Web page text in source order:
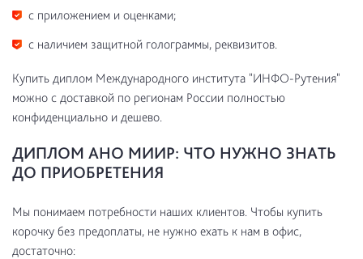
с приложением и оценками;
с наличием защитной голограммы, реквизитов.
Купить диплом Международного института "ИНФО-Рутения"
можно с доставкой по регионам России полностью
конфиденциально и дешево.
ДИПЛОМ АНО МИИР: ЧТО НУЖНО ЗНАТЬ
ДО ПРИОБРЕТЕНИЯ
Мы понимаем потребности наших клиентов. Чтобы купить
корочку без предоплаты, не нужно ехать к нам в офис,
достаточно: